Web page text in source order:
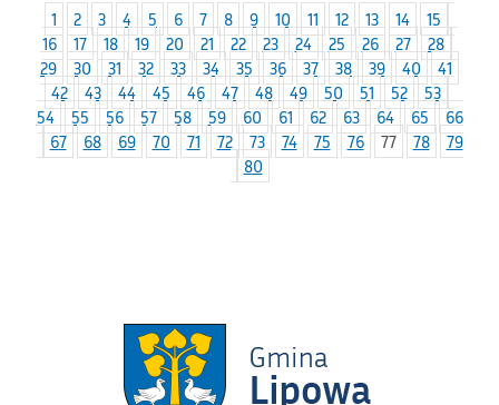
1 2 3 4 5 6 7 8 9 10 11 12 13 14
15
16
17 18 19 20 21 22 23 24 25 26 27
28
29
30 31 32 33 34 35 36 37 38 39 40
41
42
43 44 45 46 47 48 49 50 51 52
53
54
55 56 57 58 59 60 61 62 63 64 65
66
67
68 69 70 71 72 73 74 75 76 77 78
79
80